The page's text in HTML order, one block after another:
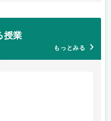
授業
もっとみる